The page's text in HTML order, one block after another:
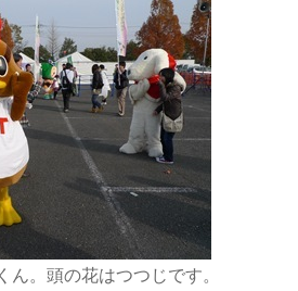
。頭の花はつつじです。